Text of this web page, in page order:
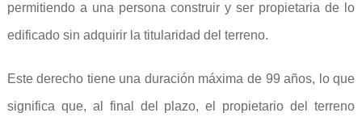
permitiendo a una persona construir y ser propietaria de lo
edificado sin adquirir la titularidad del terreno.
Este derecho tiene una duración máxima de 99 años, lo que
significa que, al final del plazo, el propietario del terreno